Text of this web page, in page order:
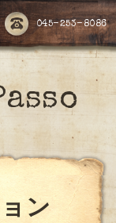
045-253-8086
ン